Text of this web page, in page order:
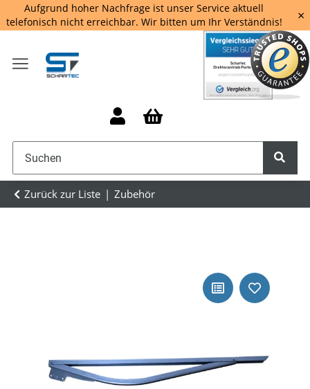
Aufgrund hoher Nachfrage ist unser Service aktuell
telefonisch nicht erreichbar. Wir bitten um Ihr Verständnis!
×
Zurück zur Liste Zubehör